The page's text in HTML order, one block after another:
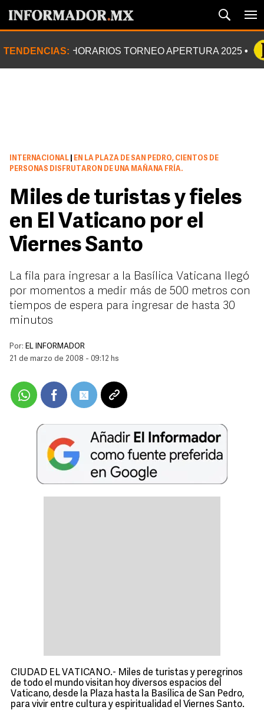
TENDENCIAS: HORARIOS TORNEO APERTURA 2025
INTERNACIONAL
EN LA PLAZA DE SAN PEDRO, CIENTOS DE
PERSONAS DISFRUTARON DE UNA MAÑANA FRÍA.
Miles de turistas y fieles
en El Vaticano por el
Viernes Santo
La fila para ingresar a la Basílica Vaticana llegó
por momentos a medir más de 500 metros con
tiempos de espera para ingresar de hasta 30
minutos
Por: EL INFORMADOR
21 de marzo de 2008 - 09:12 hs
CIUDAD EL VATICANO.- Miles de turistas y peregrinos
de todo el mundo visitan hoy diversos espacios del
Vaticano, desde la Plaza hasta la Basílica de San Pedro,
para vivir entre cultura y espiritualidad el Viernes Santo.